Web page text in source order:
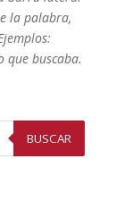
la palabra,
que buscaba.
BUSCAR